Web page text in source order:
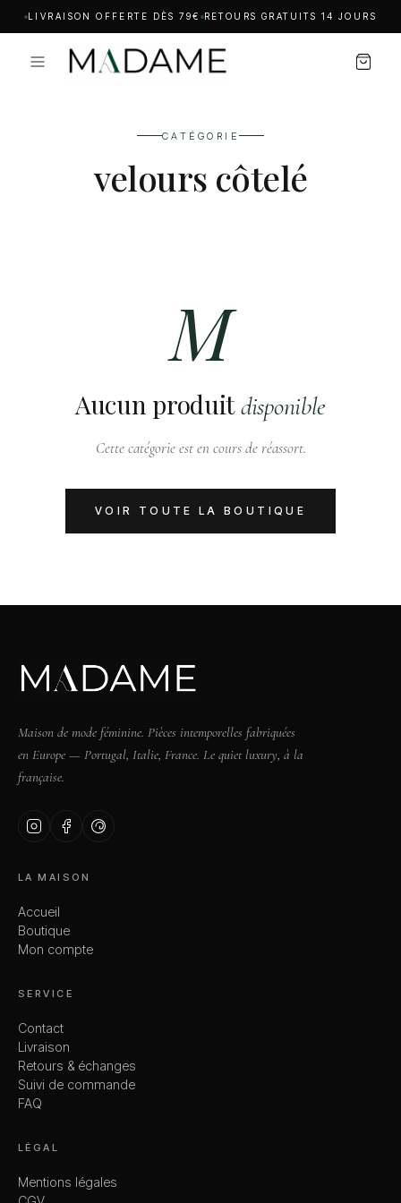
LIVRAISON OFFERTE DÈS 79€ RETOURS GRATUITS 14 JOURS
CATÉGORIE
velours côtelé
M
Aucun produitdisponible
Cette catégorie est en cours de réassort.
VOIR TOUTE LA BOUTIQUE
Maison de mode féminine. Pièces intemporelles fabriquées
en Europe — Portugal, Italie, France. Le quiet luxury, à la
française.
LA MAISON
Accueil
Boutique
Mon compte
SERVICE
Contact
Livraison
Retours & échanges
Suivi de commande
FAQ
LÉGAL
Mentions légales